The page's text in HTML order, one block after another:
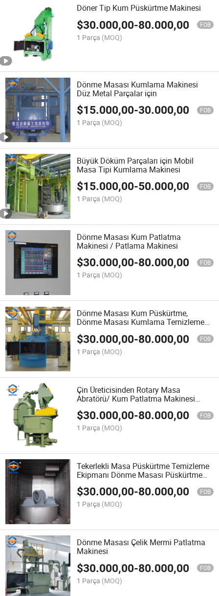
Döner Tip Kum Püskürtme Makinesi
$30.000,00-80.000,00 FOB
1 Parça (MOQ)
Dönme Masası Kumlama Makinesi
Düz Metal Parçalar için
$15.000,00-30.000,00 FOB
1 Parça (MOQ)
Büyük Döküm Parçaları için Mobil
Masa Tipi Kumlama Makinesi
$15.000,00-50.000,00 FOB
1 Parça (MOQ)
Dönme Masası Kum Patlatma
Makinesi / Patlama Makinesi
$30.000,00-80.000,00 FOB
1 Parça (MOQ)
Dönme Masası Kum Püskürtme,
Dönme Masası Kumlama Temizleme
$30.000,00-80.000,00 FOB
1 Parça (MOQ)
Çin Üreticisinden Rotary Masa
Abratörü/ Kum Patlatma Makinesi
Fiyatı
$30.000,00-80.000,00 FOB
1 Parça (MOQ)
Tekerlekli Masa Püskürtme Temizleme
Ekipmanı Dönme Masası Püskürtme
Temizleme Makinesi
$30.000,00-80.000,00 FOB
1 Parça (MOQ)
Dönme Masası Çelik Mermi Patlatma
Makinesi
$30.000,00-80.000,00 FOB
1 Parça (MOQ)